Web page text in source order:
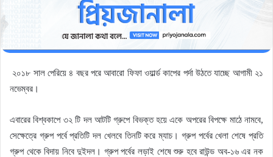
২০১৮ সাল পেরিয়ে ৪ বছর পরে আবারো ফিফা ওয়ার্ল্ড কাপের পর্দা উঠতে যাচ্ছে আগামী ২১
নভেম্বর।
এবারের বিশ্বকাপে ৩২ টি দল আটটি গ্রুপে বিভক্ত হয়ে একে অপরের বিপক্ষে মাঠে নামবে,
সেক্ষেত্রে গ্রুপ পর্বে প্রতিটি দল খেলবে তিনটি করে ম্যাচ। গ্রুপ পর্বের খেলা শেষে প্রতি
গ্রুপ থেকে বিদায় নিবে দুইদল। গ্রুপ পর্বের লড়াই শেষে শুরু হবে রাউন্ড অব-১৬ এর নক